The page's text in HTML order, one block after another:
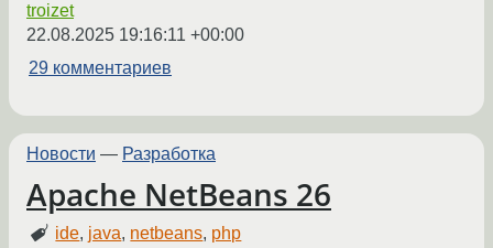
troizet
22.08.2025 19:16:11 +00:00
29 комментариев
Новости — Разработка
Apache NetBeans 26
ide, java, netbeans, php